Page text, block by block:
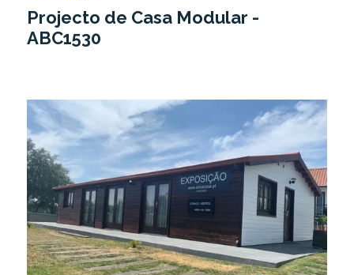
Projecto de Casa Modular -
ABC1530